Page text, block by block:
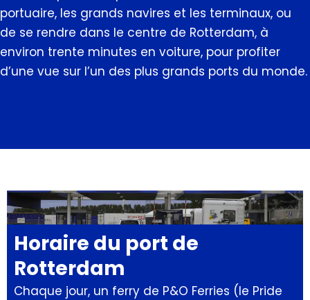
portuaire, les grands navires et les terminaux, ou
de se rendre dans le centre de Rotterdam, à
environ trente minutes en voiture, pour profiter
d’une vue sur l’un des plus grands ports du monde.
Horaire du port de
Rotterdam
Chaque jour, un ferry de P&O Ferries (le Pride